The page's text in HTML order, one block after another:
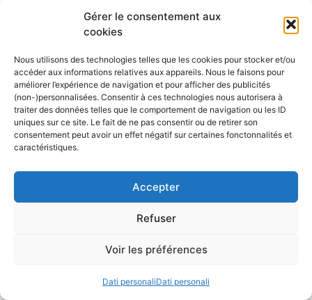
Gérer le consentement aux
cookies
Nous utilisons des technologies telles que les cookies pour stocker et/ou
accéder aux informations relatives aux appareils. Nous le faisons pour
améliorer l’expérience de navigation et pour afficher des publicités
(non-)personnalisées. Consentir à ces technologies nous autorisera à
traiter des données telles que le comportement de navigation ou les ID
uniques sur ce site. Le fait de ne pas consentir ou de retirer son
consentement peut avoir un effet négatif sur certaines fonctonnalités et
caractéristiques.
Accepter
Refuser
Voir les préférences
Dati personaliDati personali